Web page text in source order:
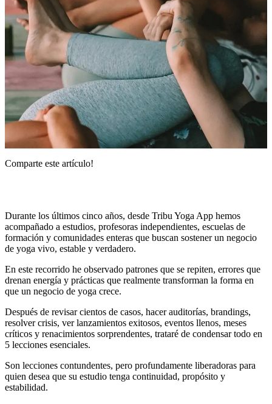
Comparte este artículo!
Durante los últimos cinco años, desde Tribu Yoga App hemos
acompañado a estudios, profesoras independientes, escuelas de
formación y comunidades enteras que buscan sostener un negocio
de yoga vivo, estable y verdadero.
En este recorrido he observado patrones que se repiten, errores que
drenan energía y prácticas que realmente transforman la forma en
que un negocio de yoga crece.
Después de revisar cientos de casos, hacer auditorías, brandings,
resolver crisis, ver lanzamientos exitosos, eventos llenos, meses
críticos y renacimientos sorprendentes, trataré de condensar todo en
5 lecciones esenciales.
Son lecciones contundentes, pero profundamente liberadoras para
quien desea que su estudio tenga continuidad, propósito y
estabilidad.